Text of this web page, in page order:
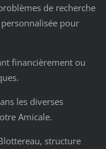
de recherche
pour
financièrement ou
les diverses
Amicale.
structure